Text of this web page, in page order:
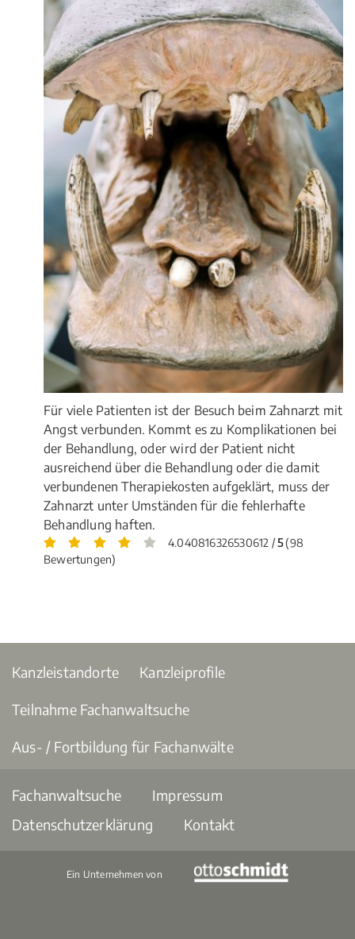
Für viele Patienten ist der Besuch beim Zahnarzt mit
Angst verbunden. Kommt es zu Komplikationen bei
der Behandlung, oder wird der Patient nicht
ausreichend über die Behandlung oder die damit
verbundenen Therapiekosten aufgeklärt, muss der
Zahnarzt unter Umständen für die fehlerhafte
Behandlung haften.
4.040816326530612 /5(98
Bewertungen)
Kanzleistandorte Kanzleiprofile
Teilnahme Fachanwaltsuche
Aus- / Fortbildung für Fachanwälte
Fachanwaltsuche
Impressum
Datenschutzerklärung
Kontakt
Ein Unternehmen von